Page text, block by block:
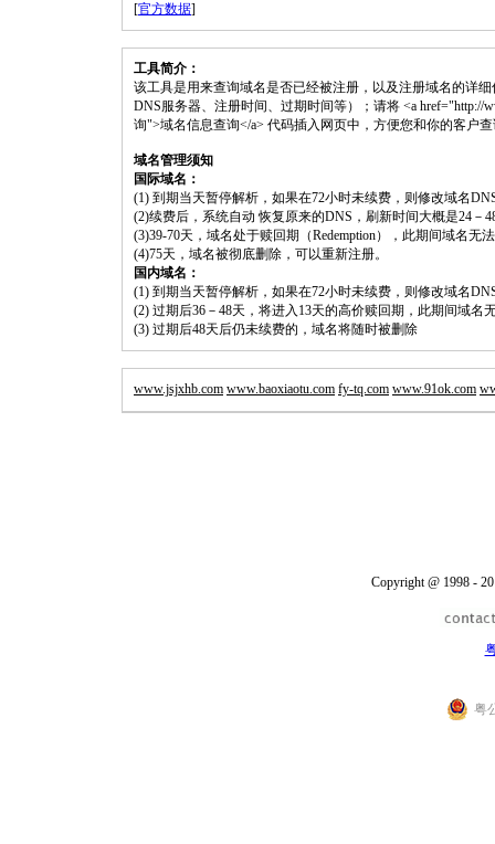
[官方数据]
工具简介：
该工具是用来查询域名是否已经被注册，以及注册域名的详
DNS服务器、注册时间、过期时间等）；请将 <a href="http://
询">域名信息查询</a> 代码插入网页中，方便您和你的客户
域名管理须知
国际域名：
(1) 到期当天暂停解析，如果在72小时未续费，则修改域名
(2)续费后，系统自动 恢复原来的DNS，刷新时间大概是24－
(3)39-70天，域名处于赎回期（Redemption），此期间域名无
(4)75天，域名被彻底删除，可以重新注册。
国内域名：
(1) 到期当天暂停解析，如果在72小时未续费，则修改域名
(2) 过期后36－48天，将进入13天的高价赎回期，此期间域名
(3) 过期后48天后仍未续费的，域名将随时被删除
www.jsjxhb.com www.baoxiaotu.com fy-tq.com www.91ok.com
Copyright @ 1998 -
粤